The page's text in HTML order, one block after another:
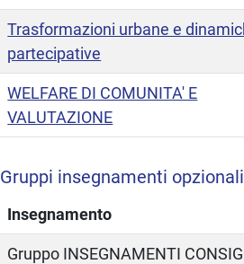
Trasformazioni urbane e
partecipative
WELFARE DI COMUNITA' E
VALUTAZIONE
Gruppi insegnamenti opzionali
Insegnamento
Gruppo INSEGNAMENTI